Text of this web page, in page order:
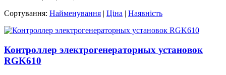
Сортування: Найменування | Ціна | Наявність
Контроллер электрогенераторных установок
RGK610